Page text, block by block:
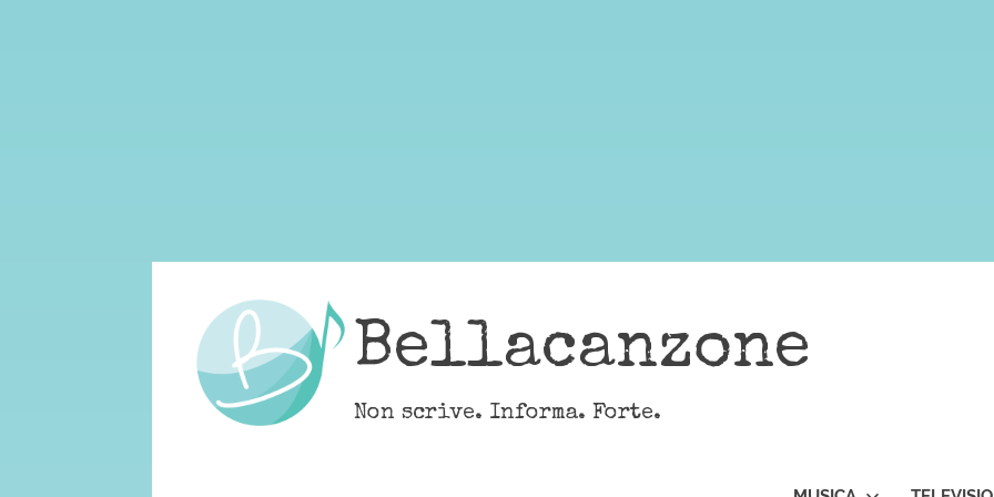
content
Bellacanzone
Non scrive. Informa. Forte.